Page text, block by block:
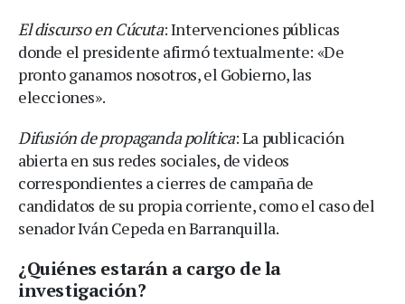
El discurso en Cúcuta: Intervenciones públicas
donde el presidente afirmó textualmente: «De
pronto ganamos nosotros, el Gobierno, las
elecciones».
Difusión de propaganda política: La publicación
abierta en sus redes sociales, de videos
correspondientes a cierres de campaña de
candidatos de su propia corriente, como el caso del
senador Iván Cepeda en Barranquilla.
¿Quiénes estarán a cargo de la
investigación?